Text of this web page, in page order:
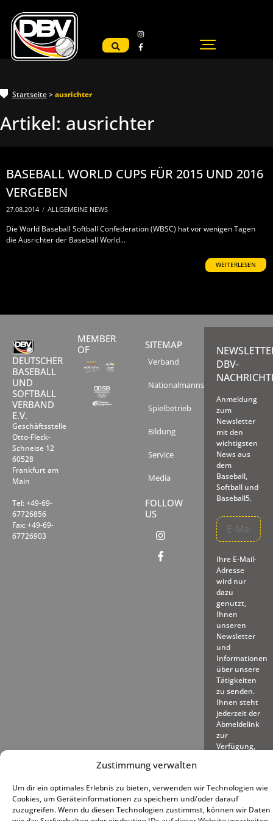
Zustimmung verwalten
Um dir ein optimales Erlebnis zu bieten, verwenden wir Technologien wie
Cookies, um Geräteinformationen zu speichern und/oder darauf
zuzugreifen. Wenn du diesen Technologien zustimmst, können wir Daten
Startseite>ausrichter
Artikel: ausrichter
BASEBALL WORLD CUPS FÜR 2015 UND 2016
VERGEBEN
27.08.2014 / ALLGEMEINE NEWS
Die World Baseball Softball Confederation (WBSC) hat vor wenigen Tagen
die Ausrichter der Baseball World...
WEITERLESEN
DEUTSCHER
BASEBALL
UND
SOFTBALL
VERBAND
E.V.
Geschäftsstelle
Otto-Fleck-
Schneise 12
60528
Frankfurt am
Main
Tel: +49-69-
67726856
Fax: +49-69-
67726903
MEMBER
OF
SITEMAP
Verband
Nationalmannschaften
Spielbetrieb
Bildung
Service
Media
FOLLOW
US
DBV-
Anmeldung
zum
Newsletter
mit den
wichtigsten
News aus
dem
Baseball,
Softball und
Baseball5.
Ihre E-Mail-
Adresse
wird nur
dazu
genutzt,
Ihnen
unseren
Newsletter
und
Informationen
über unsere
Tätigkeiten
zu senden.
Ihnen steht
jederzeit der
Abmeldelink
zur
Verfügung,
E-Mail
einfügen.